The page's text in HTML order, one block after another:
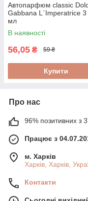
Автопарфюм classic
Gabbana L`Imperatrice 3
мл
В наявності
56,05 ₴ 59 ₴
Купити
Про нас
96% позитивних з
Працює з
м. Харків
Харків, Харків,
Контакти